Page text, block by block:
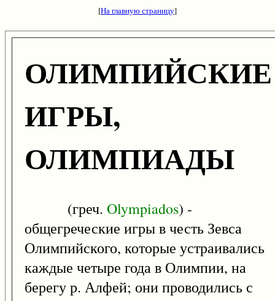
[На главную страницу]
ОЛИМПИЙСКИЕ
ИГРЫ,
ОЛИМПИАДЫ
(греч. Olympiados) -
общегреческие игры в честь Зевса
Олимпийского, которые устраивались
каждые четыре года в Олимпии, на
берегу р. Алфей; они проводились с